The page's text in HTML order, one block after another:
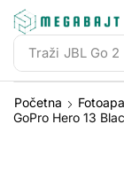
Traži JBL Go 2
Početna
GoPro Hero 13